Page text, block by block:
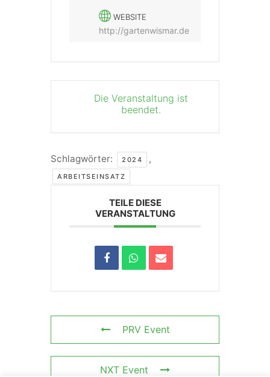
WEBSITE
http://gartenwismar.de
Die Veranstaltung ist
beendet.
Schlagwörter: 2024 ,
ARBEITSEINSATZ
TEILE DIESE
VERANSTALTUNG
PRV Event
NXT Event